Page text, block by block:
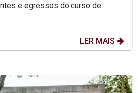
e egressos do curso de
LER MAIS